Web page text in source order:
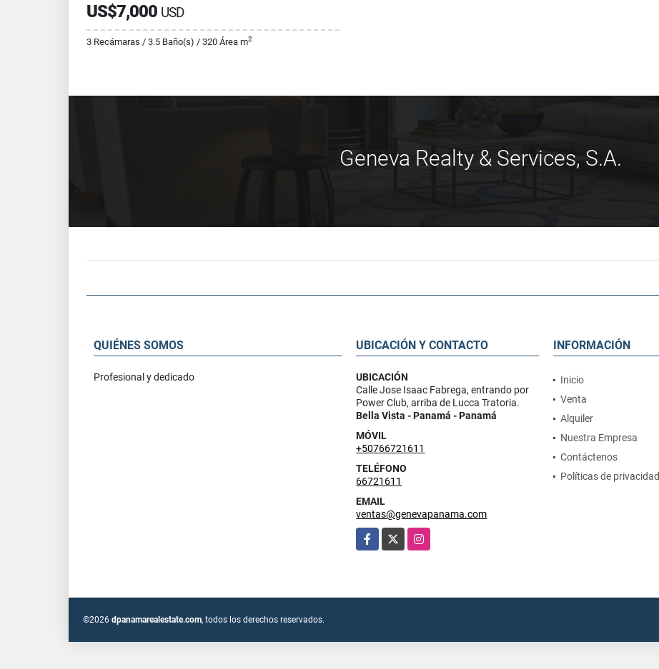
US$7,000 USD
3 Recámaras / 3.5 Baño(s) / 320 Área m2
Geneva Realty & Services, S.A.
QUIÉNES SOMOS
Profesional y dedicado
UBICACIÓN Y CONTACTO
UBICACIÓN
Calle Jose Isaac Fabrega, entrando por
Power Club, arriba de Lucca Tratoria.
Bella Vista - Panamá - Panamá
MÓVIL
+50766721611
TELÉFONO
66721611
EMAIL
ventas@genevapanama.com
Facebook
X Instagram
INFORMACIÓN
Inicio
Venta
Alquiler
Nuestra Empresa
Contáctenos
Políticas de privacidad
©2026 dpanamarealestate.com, todos los derechos reservados.